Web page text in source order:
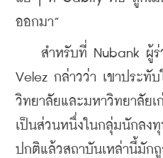
ออกมา”
สำหรับที่ Nubank ผู้ร่ว
Velez กล่าวว่า เขาประทั
วิทยาลัยและมหาวิทยาลัยเ
เป็นส่วนหนึ่งในกลุ่มนักลง
ปกติแล้วสถาบันเหล่านี้มัก